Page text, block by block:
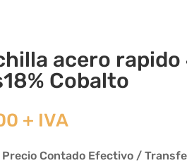
acero
Cobalto
+ IVA
Precio Contado Efectivo /